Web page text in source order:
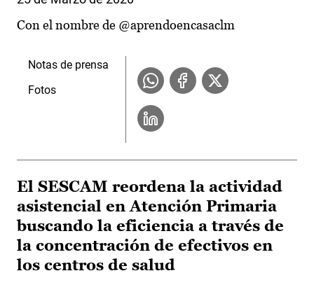
Con el nombre de @aprendoencasaclm
Notas de prensa
Fotos
El SESCAM reordena la actividad
asistencial en Atención Primaria
buscando la eficiencia a través de
la concentración de efectivos en
los centros de salud